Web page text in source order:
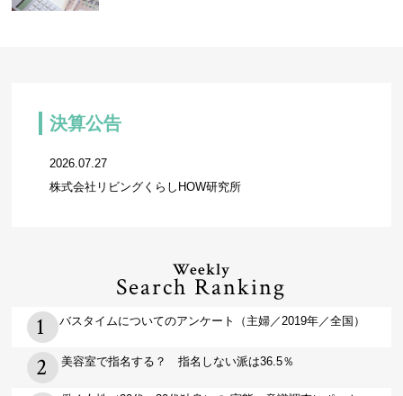
決算公告
2026.07.27
株式会社リビングくらしHOW研究所
Weekly
Search Ranking
バスタイムについてのアンケート（主婦／2019年／全国）
美容室で指名する？ 指名しない派は36.5％